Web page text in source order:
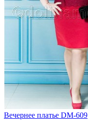
Вечернее платье DM-609